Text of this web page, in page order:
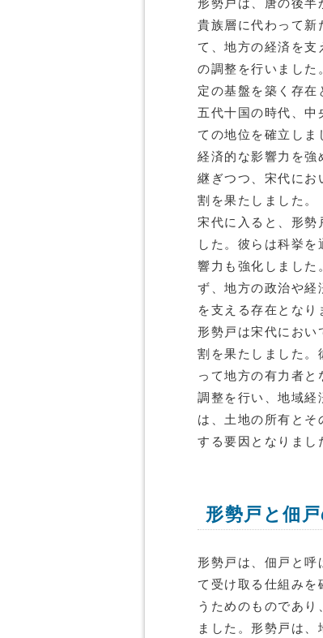
形勢戸は、唐の後半
貴族層に代わって新
て、地方の経済を支
の調整を行いました
定の基盤を築く存在
五代十国の時代、中
ての地位を確立しま
経済的な影響力を強
継ぎつつ、宋代にお
割を果たしました。
宋代に入ると、形勢
した。彼らは科挙
響力も強化しました
ず、地方の政治や経
を支える存在となり
形勢戸は宋代におい
割を果たしました。
って地方の有力者
調整を行い、地域経
は、土地の所有とそ
する要因となりまし
形勢戸と佃
形勢戸は、佃戸と呼
て受け取る仕組みを
うためのものであ
ました。形勢戸は